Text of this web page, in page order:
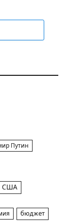
Путин
США
бюджет